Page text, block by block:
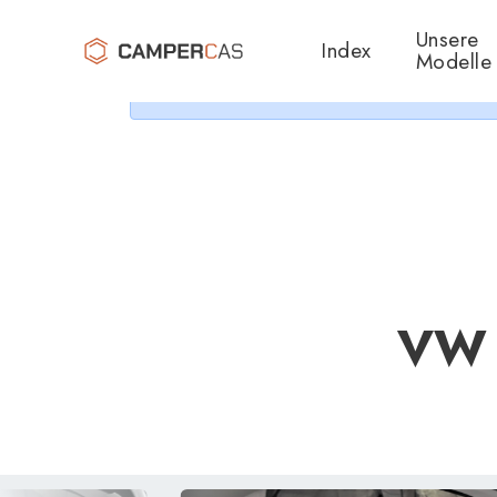
Index Unsere
Modelle
VW